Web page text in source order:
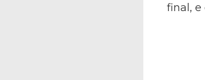
final, e